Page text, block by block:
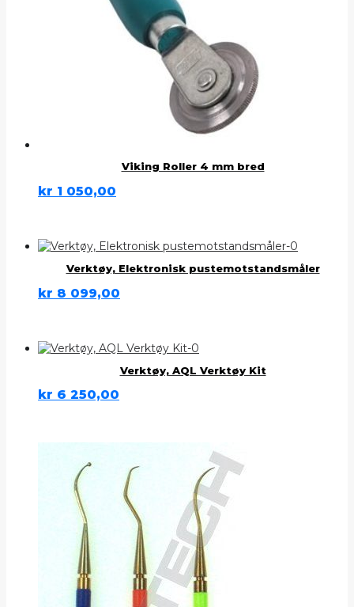
Viking Roller 4 mm bred
kr 1 050,00
Verktøy, Elektronisk pustemotstandsmåler
kr 8 099,00
Verktøy, AQL Verktøy Kit
kr 6 250,00